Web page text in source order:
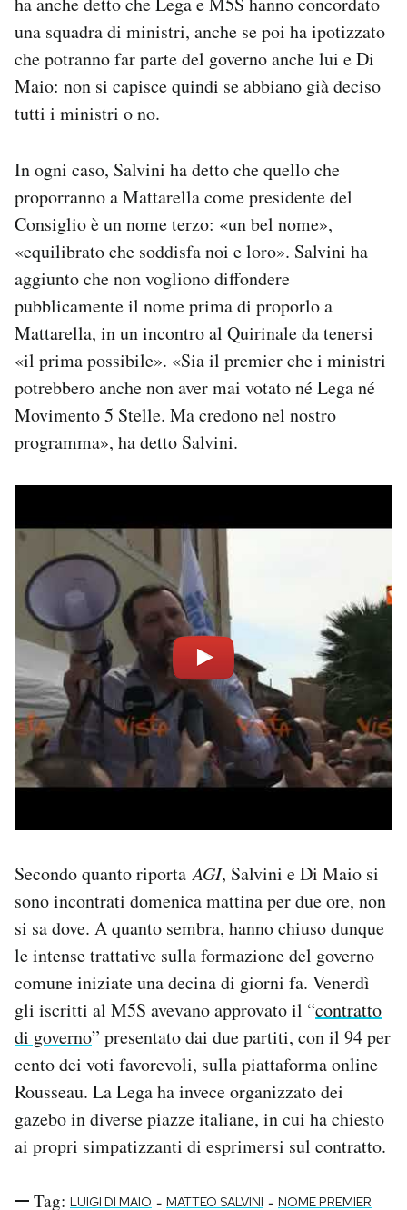
Regala il Post
Hai bisogno di aiuto?
una squadra di ministri, anche se poi ha ipotizzato
che potranno far parte del governo anche lui e Di
Maio: non si capisce quindi se abbiano già deciso
tutti i ministri o no.
In ogni caso, Salvini ha detto che quello che
proporranno a Mattarella come presidente del
Consiglio è un nome terzo: «un bel nome»,
«equilibrato che soddisfa noi e loro». Salvini ha
aggiunto che non vogliono diffondere
pubblicamente il nome prima di proporlo a
Mattarella, in un incontro al Quirinale da tenersi
«il prima possibile». «Sia il premier che i ministri
potrebbero anche non aver mai votato né Lega né
Movimento 5 Stelle. Ma credono nel nostro
programma», ha detto Salvini.
Secondo quanto riportaAGI, Salvini e Di Maio si
sono incontrati domenica mattina per due ore, non
si sa dove. A quanto sembra, hanno chiuso dunque
le intense trattative sulla formazione del governo
comune iniziate una decina di giorni fa. Venerdì
gli iscritti al M5S avevano approvato il “contratto
di governo” presentato dai due partiti, con il 94 per
cento dei voti favorevoli, sulla piattaforma online
Rousseau. La Lega ha invece organizzato dei
gazebo in diverse piazze italiane, in cui ha chiesto
ai propri simpatizzanti di esprimersi sul contratto.
Tag: LUIGI DI MAIO - MATTEO SALVINI - NOME PREMIER